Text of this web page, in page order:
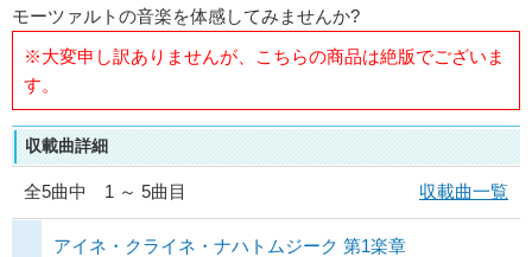
モーツァルトの音楽を体感してみませんか?
※大変申し訳ありませんが、こちらの商品は絶版でございま
す。
収載曲詳細
全5曲中 1 ～ 5曲目 収載曲一覧
アイネ・クライネ・ナハトムジーク 第1楽章